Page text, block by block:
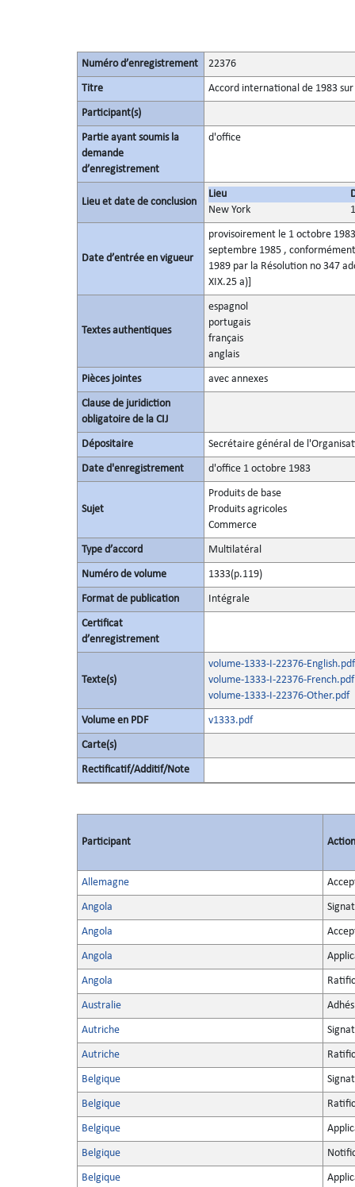
Numéro d’enregistrement 22376
Titre Accord international de 1983
Participant(s)
Partie ayant soumis la
demande
d’enregistrement
d'office
Lieu et date de conclusion
Lieu
New York
Date d’entrée en vigueur
provisoirement le 1 octobre
septembre 1985 ,
1989 par la Résolution no 347
XIX.25 a)]
Textes authentiques
espagnol
portugais
français
anglais
Pièces jointes avec annexes
Clause de juridiction
obligatoire de la CIJ
Dépositaire Secrétaire général de
Date d'enregistrement d'office 1 octobre 1983
Sujet
Produits de base
Produits agricoles
Commerce
Type d’accord Multilatéral
Numéro de volume 1333(p.119)
Format de publication Intégrale
Certificat
d’enregistrement
Texte(s)
volume-1333-I-22376-English.pdf
volume-1333-I-22376-French.pdf
volume-1333-I-22376-Other.pdf
Volume en PDF v1333.pdf
Carte(s)
Rectificatif/Additif/Note
Participant Action
Allemagne
Angola
Angola
Angola
Angola
Australie
Autriche
Autriche
Belgique
Belgique
Belgique
Belgique
Belgique